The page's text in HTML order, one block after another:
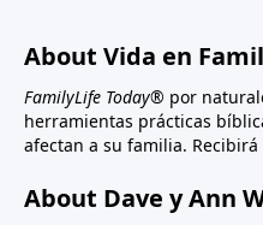
About Vida en
FamilyLife Today® por
herramientas prácticas
afectan a su familia.
About Dave y Ann